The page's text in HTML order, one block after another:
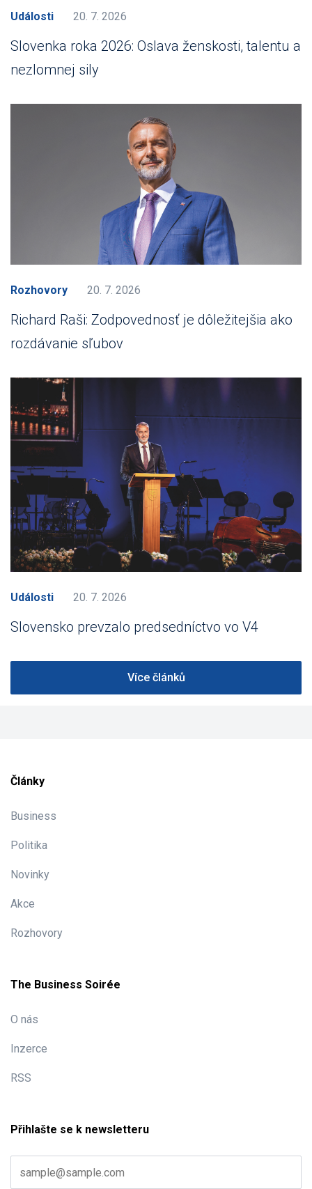
Události 20. 7. 2026
Slovenka roka 2026: Oslava ženskosti, talentu a
nezlomnej sily
Rozhovory 20. 7. 2026
Richard Raši: Zodpovednosť je dôležitejšia ako
rozdávanie sľubov
Události 20. 7. 2026
Slovensko prevzalo predsedníctvo vo V4
Více článků
Články
Business
Politika
Novinky
Akce
Rozhovory
The Business Soirée
O nás
Inzerce
RSS
Přihlašte se k newsletteru